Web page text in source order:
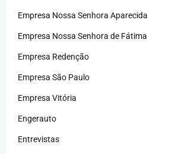
Empresa Nossa Senhora Aparecida
Empresa Nossa Senhora de Fátima
Empresa Redenção
Empresa São Paulo
Empresa Vitória
Engerauto
Entrevistas